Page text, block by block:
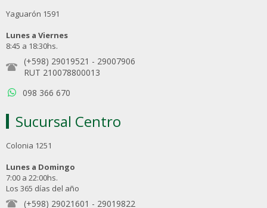
Yaguarón 1591
Lunes a Viernes
8:45 a 18:30hs.
(+598) 29019521 - 29007906
RUT 210078800013
098 366 670
Sucursal Centro
Colonia 1251
Lunes a Domingo
7:00 a 22:00hs.
Los 365 días del año
(+598) 29021601 - 29019822